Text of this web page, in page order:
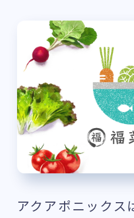
アクアポニックス